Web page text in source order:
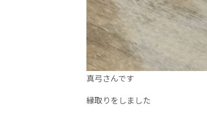
真弓さんです
縁取りをしました